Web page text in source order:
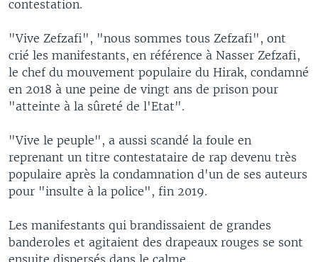
contestation.
"Vive Zefzafi", "nous sommes tous Zefzafi", ont
crié les manifestants, en référence à Nasser Zefzafi,
le chef du mouvement populaire du Hirak, condamné
en 2018 à une peine de vingt ans de prison pour
"atteinte à la sûreté de l'Etat".
"Vive le peuple", a aussi scandé la foule en
reprenant un titre contestataire de rap devenu très
populaire après la condamnation d'un de ses auteurs
pour "insulte à la police", fin 2019.
Les manifestants qui brandissaient de grandes
banderoles et agitaient des drapeaux rouges se sont
ensuite dispersés dans le calme.